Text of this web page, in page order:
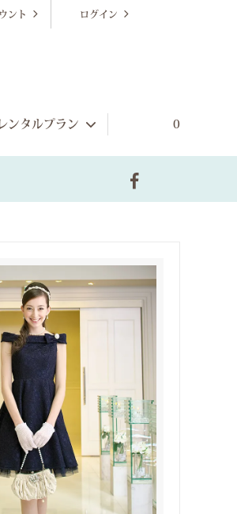
ログイン
ント
0
ンタルプラン